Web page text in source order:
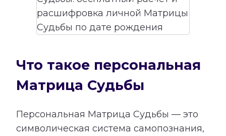
Что такое персональная
Матрица Судьбы
Персональная Матрица Судьбы — это
символическая система самопознания,